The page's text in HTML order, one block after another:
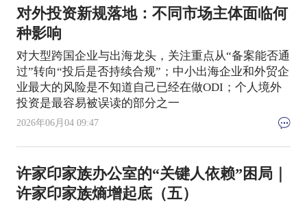
对外投资新规落地：不同市场主体面临何
种影响
对大型跨国企业与出海龙头，关注重点从“备案能否通
过”转向“投后是否持续合规”；中小出海企业和外贸企
业最大的风险是不知道自己已经在做ODI；个人境外
投资是最容易被误读的部分之一
2026年06月04 09:47
许家印家族办公室的“关键人依赖”困局｜
许家印家族熵增起底（五）